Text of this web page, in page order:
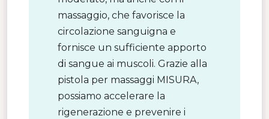
massaggio, che favorisce la
circolazione sanguigna e
fornisce un sufficiente apporto
di sangue ai muscoli. Grazie alla
pistola per massaggi MISURA,
possiamo accelerare la
rigenerazione e prevenire i